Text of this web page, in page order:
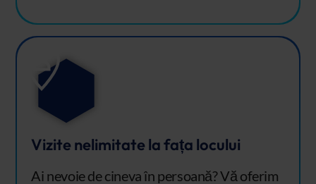
Vizite nelimitate la fața locului
Ai nevoie de cineva în persoană? Vă oferim